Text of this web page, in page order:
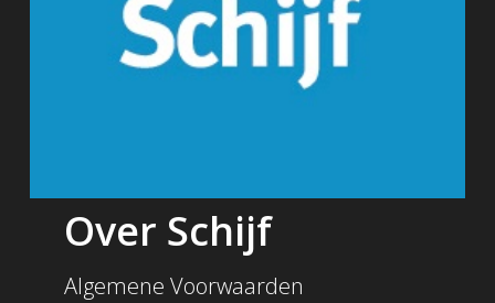
Over Schijf
Algemene Voorwaarden